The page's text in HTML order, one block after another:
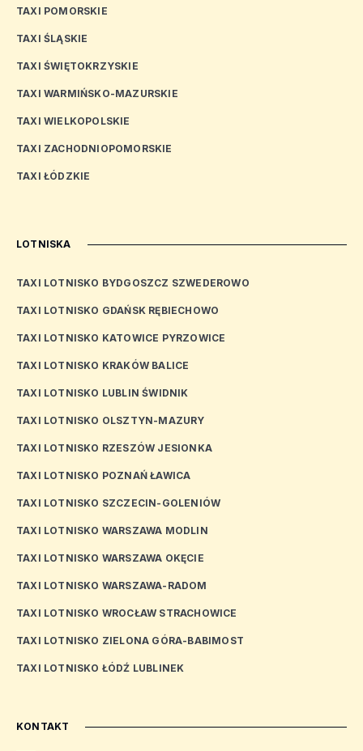
TAXI POMORSKIE
TAXI ŚLĄSKIE
TAXI ŚWIĘTOKRZYSKIE
TAXI WARMIŃSKO-MAZURSKIE
TAXI WIELKOPOLSKIE
TAXI ZACHODNIOPOMORSKIE
TAXI ŁÓDZKIE
LOTNISKA
TAXI LOTNISKO BYDGOSZCZ SZWEDEROWO
TAXI LOTNISKO GDAŃSK RĘBIECHOWO
TAXI LOTNISKO KATOWICE PYRZOWICE
TAXI LOTNISKO KRAKÓW BALICE
TAXI LOTNISKO LUBLIN ŚWIDNIK
TAXI LOTNISKO OLSZTYN-MAZURY
TAXI LOTNISKO RZESZÓW JESIONKA
TAXI LOTNISKO POZNAŃ ŁAWICA
TAXI LOTNISKO SZCZECIN-GOLENIÓW
TAXI LOTNISKO WARSZAWA MODLIN
TAXI LOTNISKO WARSZAWA OKĘCIE
TAXI LOTNISKO WARSZAWA-RADOM
TAXI LOTNISKO WROCŁAW STRACHOWICE
TAXI LOTNISKO ZIELONA GÓRA-BABIMOST
TAXI LOTNISKO ŁÓDŹ LUBLINEK
KONTAKT